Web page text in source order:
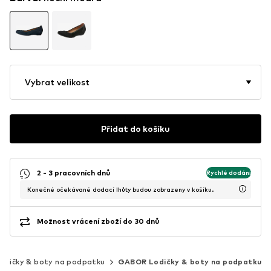
Vybrat velikost
Přidat do košíku
2 - 3 pracovních dnů Rychlé dodání
Konečné očekávané dodací lhůty budou zobrazeny v košíku.
Možnost vrácení zboží do 30 dnů
& boty na podpatku GABOR Lodičky & boty na podpatku